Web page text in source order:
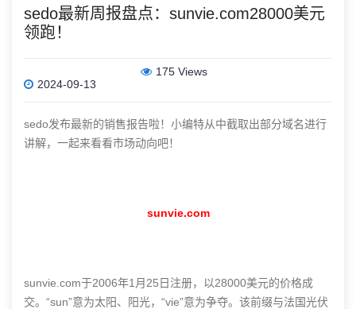
sedo最新周报盘点：sunvie.com28000美元
领跑！
2024-09-13
175 Views
sedo发布最新的销售报告啦！小编特从中截取出部分域名进行
讲解，一起来看看市场动向吧！
sunvie.com
sunvie.com于2006年1月25日注册，以28000美元的价格成
交。“sun”意为太阳、阳光，“vie”意为争夺。该前缀与法国光伏